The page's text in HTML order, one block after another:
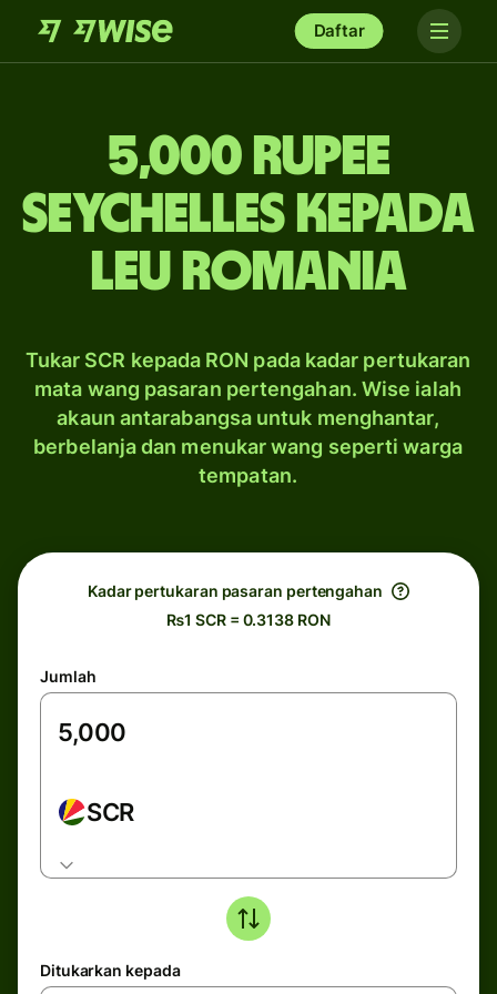
Daftar
5,000 rupee
Seychelles kepada
leu Romania
Tukar SCR kepada RON pada kadar pertukaran
mata wang pasaran pertengahan. Wise ialah
akaun antarabangsa untuk menghantar,
berbelanja dan menukar wang seperti warga
tempatan.
Kadar pertukaran pasaran pertengahan
₨1 SCR = 0.3138 RON
Jumlah
SCR
Ditukarkan kepada